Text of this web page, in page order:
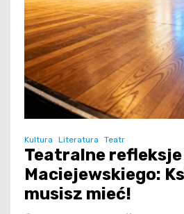
Kultura Literatura Teatr
Teatralne
Maciejewskiego:
musisz mieć!